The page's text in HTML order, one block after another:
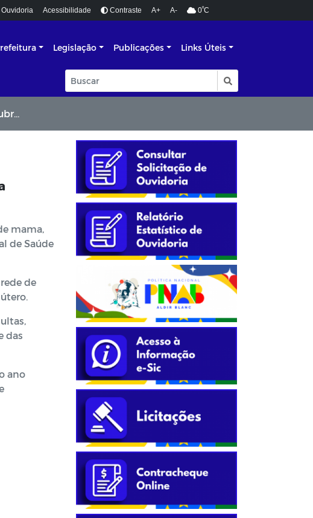
Ouvidoria Acessibilidade Contraste A+ A- 0ºC
Legislação Publicações Links Úteis
mama,
de Saúde
de
das
ano